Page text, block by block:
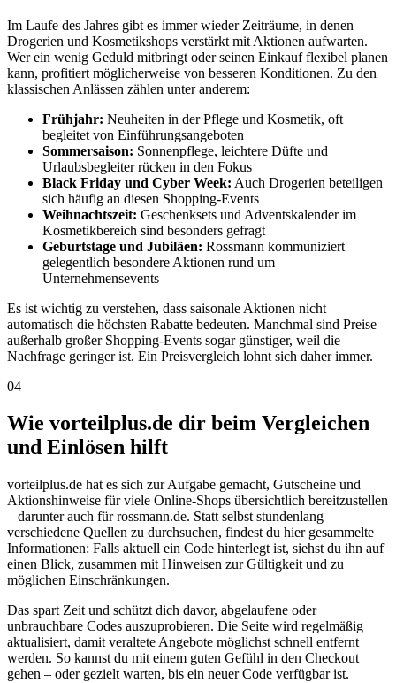
Im Laufe des Jahres gibt es immer wieder Zeiträume, in denen
Drogerien und Kosmetikshops verstärkt mit Aktionen aufwarten.
Wer ein wenig Geduld mitbringt oder seinen Einkauf flexibel planen
kann, profitiert möglicherweise von besseren Konditionen. Zu den
klassischen Anlässen zählen unter anderem:
Frühjahr: Neuheiten in der Pflege und Kosmetik, oft
begleitet von Einführungsangeboten
Sommersaison: Sonnenpflege, leichtere Düfte und
Urlaubsbegleiter rücken in den Fokus
Black Friday und Cyber Week: Auch Drogerien beteiligen
sich häufig an diesen Shopping-Events
Weihnachtszeit: Geschenksets und Adventskalender im
Kosmetikbereich sind besonders gefragt
Geburtstage und Jubiläen: Rossmann kommuniziert
gelegentlich besondere Aktionen rund um
Unternehmensevents
Es ist wichtig zu verstehen, dass saisonale Aktionen nicht
automatisch die höchsten Rabatte bedeuten. Manchmal sind Preise
außerhalb großer Shopping-Events sogar günstiger, weil die
Nachfrage geringer ist. Ein Preisvergleich lohnt sich daher immer.
04
Wie vorteilplus.de dir beim Vergleichen
und Einlösen hilft
vorteilplus.de hat es sich zur Aufgabe gemacht, Gutscheine und
Aktionshinweise für viele Online-Shops übersichtlich bereitzustellen
– darunter auch für rossmann.de. Statt selbst stundenlang
verschiedene Quellen zu durchsuchen, findest du hier gesammelte
Informationen: Falls aktuell ein Code hinterlegt ist, siehst du ihn auf
einen Blick, zusammen mit Hinweisen zur Gültigkeit und zu
möglichen Einschränkungen.
Das spart Zeit und schützt dich davor, abgelaufene oder
unbrauchbare Codes auszuprobieren. Die Seite wird regelmäßig
aktualisiert, damit veraltete Angebote möglichst schnell entfernt
werden. So kannst du mit einem guten Gefühl in den Checkout
gehen – oder gezielt warten, bis ein neuer Code verfügbar ist.